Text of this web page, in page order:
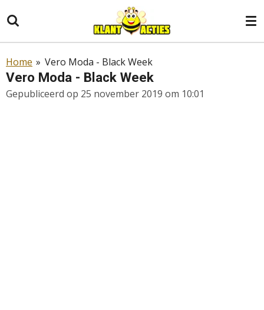
direct
naar
hoofdinhoud
Home » Vero Moda - Black Week
Vero Moda - Black Week
Gepubliceerd op 25 november 2019 om 10:01